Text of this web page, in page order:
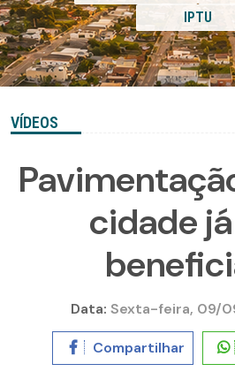
IPTU
VÍDEOS
cidade
Data: Sexta-feira, 09/
Compartilhar